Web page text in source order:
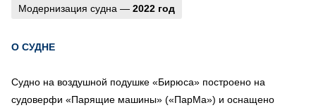
Модернизация судна — 2022 год
О СУДНЕ
Судно на воздушной подушке «Бирюса» построено на
судоверфи «Парящие машины» («ПарМа») и оснащено